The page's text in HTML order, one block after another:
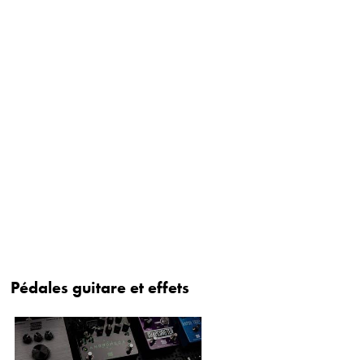
Pédales guitare et effets